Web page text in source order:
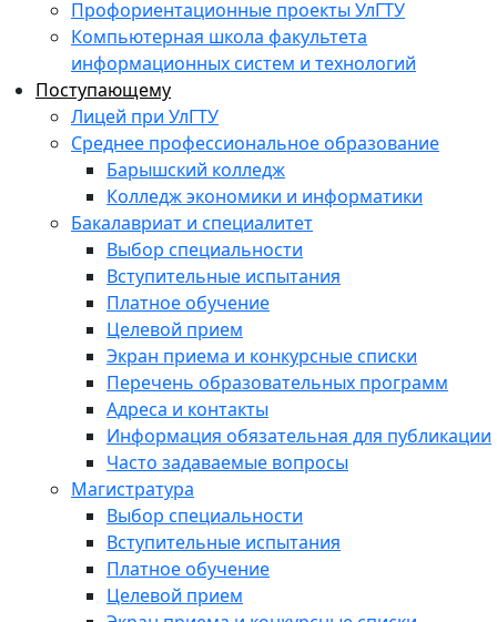
Профориентационные проекты УлГТУ
Компьютерная школа факультета
информационных систем и технологий
Поступающему
Лицей при УлГТУ
Среднее профессиональное образование
Барышский колледж
Колледж экономики и информатики
Бакалавриат и специалитет
Выбор специальности
Вступительные испытания
Платное обучение
Целевой прием
Экран приема и конкурсные списки
Перечень образовательных программ
Адреса и контакты
Информация обязательная для публикации
Часто задаваемые вопросы
Магистратура
Выбор специальности
Вступительные испытания
Платное обучение
Целевой прием